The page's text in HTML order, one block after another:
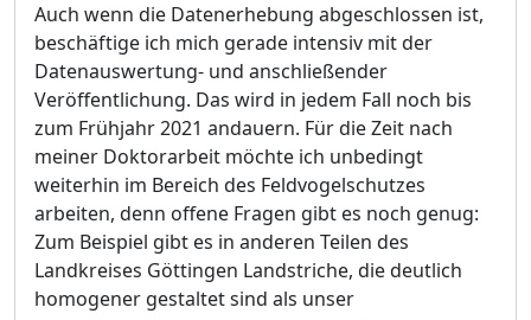
Auch wenn die Datenerhebung abgeschlossen ist,
beschäftige ich mich gerade intensiv mit der
Datenauswertung- und anschließender
Veröffentlichung. Das wird in jedem Fall noch bis
zum Frühjahr 2021 andauern. Für die Zeit nach
meiner Doktorarbeit möchte ich unbedingt
weiterhin im Bereich des Feldvogelschutzes
arbeiten, denn offene Fragen gibt es noch genug:
Zum Beispiel gibt es in anderen Teilen des
Landkreises Göttingen Landstriche, die deutlich
homogener gestaltet sind als unser